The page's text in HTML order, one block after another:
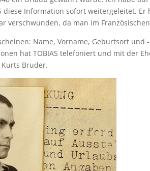
diese Information sofort weitergeleitet.
verschwunden, da man im
Name, Vorname, Geburtsort
hat TOBIAS telefoniert und mit der
Bruder.